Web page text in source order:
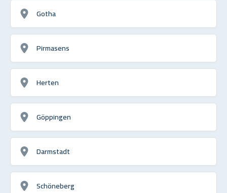
Gotha
Pirmasens
Herten
Göppingen
Darmstadt
Schöneberg